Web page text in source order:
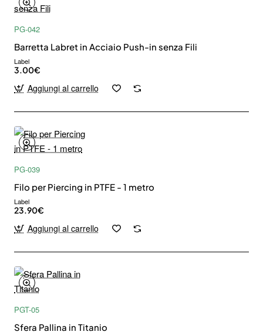
PG-042
Barretta Labret in Acciaio Push-in senza Fili
Label
3.00€
Aggiungi al carrello
PG-039
Filo per Piercing in PTFE - 1 metro
Label
23.90€
Aggiungi al carrello
PGT-05
Sfera Pallina in Titanio